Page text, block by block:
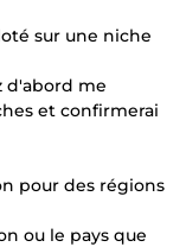
sur une niche
d'abord me
et confirmerai
pour des régions
ou le pays que